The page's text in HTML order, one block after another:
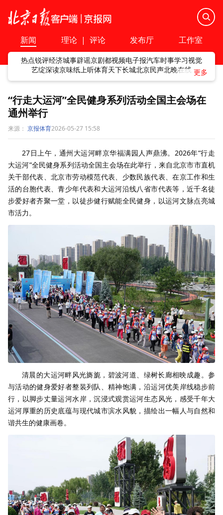
新闻 理论 | 评论 发布厅 工作室
热点锐评经济城事辟谣京剧都视频电子报汽车时事学习视觉
艺绽深读京味纸上听体育天下长城北京民声北晚在线
“行走大运河”全民健身系列活动全国主会场在
通州举行
来源： 京报体育2026-05-27 15:58
27日上午，通州大运河畔京华福满园人声鼎沸。 2026年“行走
大运河”全民健身系列活动全国主会场在此举行，来自北京市市直机
关干部代表、北京市劳动模范代表、少数民族代表、在京工作和生
活的台胞代表、青少年代表和大运河沿线八省市代表等，近千名徒
步爱好者齐聚一堂，以徒步健行赋能全民健身，以运河文脉点亮城
市活力。
清晨的大运河畔风光旖旎，碧波河道、绿树长廊相映成趣。参
与活动的健身爱好者整装列队、精神饱满，沿运河优美岸线稳步前
行，以脚步丈量运河水岸，沉浸式观赏运河生态风光，感受千年大
运河厚重的历史底蕴与现代城市滨水风貌，描绘出一幅人与自然和
谐共生的健康画卷。